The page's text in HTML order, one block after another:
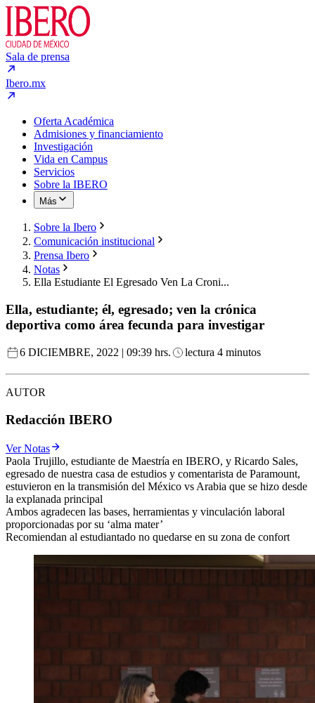
Sala de prensa
Ibero.mx
Oferta Académica
Admisiones y financiamiento
Investigación
Vida en Campus
Servicios
Sobre la IBERO
Más
Sobre la Ibero
Comunicación institucional
Prensa Ibero
Notas
Ella Estudiante El Egresado Ven La Croni...
Ella, estudiante; él, egresado; ven la crónica
deportiva como área fecunda para investigar
6 DICIEMBRE, 2022 | 09:39 hrs. lectura 4 minutos
AUTOR
Redacción IBERO
Ver Notas
Paola Trujillo, estudiante de Maestría en IBERO, y Ricardo Sales,
egresado de nuestra casa de estudios y comentarista de Paramount,
estuvieron en la transmisión del México vs Arabia que se hizo desde
la explanada principal
Ambos agradecen las bases, herramientas y vinculación laboral
proporcionadas por su ‘alma mater’
Recomiendan al estudiantado no quedarse en su zona de confort